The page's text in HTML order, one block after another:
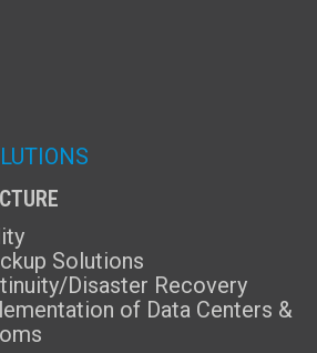
Solutions
Disaster Recovery
of Data Centers &